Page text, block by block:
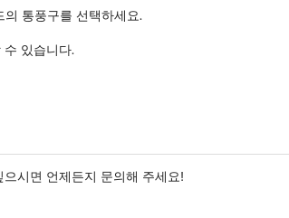
통풍구를 선택하세요.
있습니다.
시면 언제든지 문의해 주세요!